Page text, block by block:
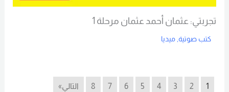
تجربتي: عثمان أحمد عثمان مرحلة 1
كتب صوتية, ميديا
1
2
3
4
5
6
7
8 التالي»